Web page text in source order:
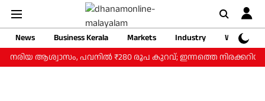
News Business Kerala Markets Industry
Web
ആശ്വാസം, പവനില്‍ ₹280 രൂപ കുറവ്; ഇന്നത്തെ നിരക്കറിയാം